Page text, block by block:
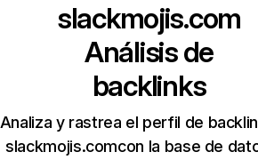
slackmojis.com
Análisis de
backlinks
Analiza y rastrea el perfil de
slackmojis.comcon la base de